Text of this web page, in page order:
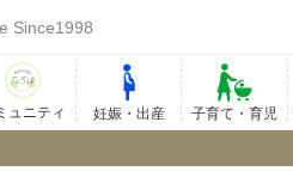
Since1998
ュニティ 妊娠・出産 子育て・育児